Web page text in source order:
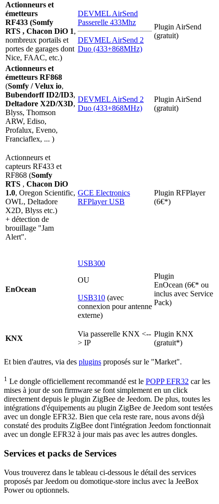
Actionneurs et
émetteurs
RF433 (Somfy
RTS , Chacon DiO 1,
nombreux portails et
portes de garages dont
Nice, FAAC, etc.)
DEVMEL AirSend
Passerelle 433Mhz
DEVMEL AirSend 2
Duo (433+868MHz)
Plugin AirSend
(gratuit)
Actionneurs et
émetteurs RF868
(Somfy / Velux io,
Bubendorff ID2/ID3,
Deltadore X2D/X3D,
Blyss, Thomson
ARW, Ediso,
Profalux, Eveno,
Franciaflex, ... )
DEVMEL AirSend 2
Duo (433+868MHz)
Plugin AirSend
(gratuit)
Actionneurs et
capteurs RF433 et
RF868 (Somfy
RTS , Chacon DiO
1.0, Oregon Scientific,
OWL, Deltadore
X2D, Blyss etc.)
+ détection de
brouillage "Jam
Alert".
GCE Electronics
RFPlayer USB
Plugin RFPlayer
(6€*)
EnOcean
USB300
OU
USB310 (avec
connexion pour antenne
externe)
Plugin
EnOcean (6€* ou
inclus avec Service
Pack)
KNX
Via passerelle KNX <--
> IP
Plugin KNX
(gratuit*)
Et bien d'autres, via des plugins proposés sur le "Market".
1 Le dongle officiellement recommandé est le POPP EFR32 car les
mises à jour de son firmware se font simplement en un click
directement depuis le plugin ZigBee de Jeedom. De plus, toutes les
intégrations d'équipements au plugin ZigBee de Jeedom sont testées
avec un dongle EFR32. Bien que cela reste rare, nous avons déjà
constaté des produits ZigBee dont l'intégration Jeedom fonctionnait
avec un dongle EFR32 à jour mais pas avec les autres dongles.
Services et packs de Services
Vous trouverez dans le tableau ci-dessous le détail des services
proposés par Jeedom ou domotique-store inclus avec la JeeBox
Power ou optionnels.